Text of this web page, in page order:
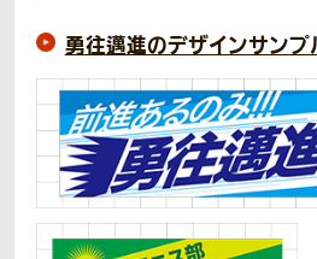
勇往邁進のデザインサンプ